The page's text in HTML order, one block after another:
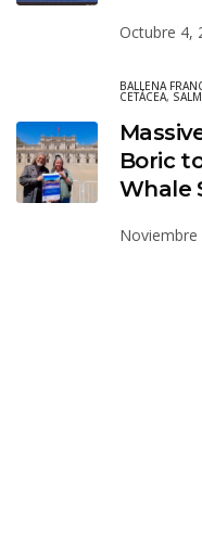
Octubre 4,
BALLENA
CETÁCEA,
Boric
Whale
Noviembre